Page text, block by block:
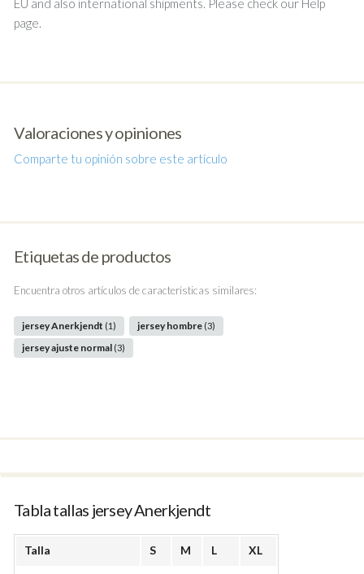
EU and also international shipments. Please check our Help
page.
Valoraciones y opiniones
Comparte tu opinión sobre este artículo
Etiquetas de productos
Encuentra otros artículos de características similares:
jersey Anerkjendt (1) jersey hombre (3)
jersey ajuste normal (3)
Tabla tallas jersey Anerkjendt
Talla S M L XL